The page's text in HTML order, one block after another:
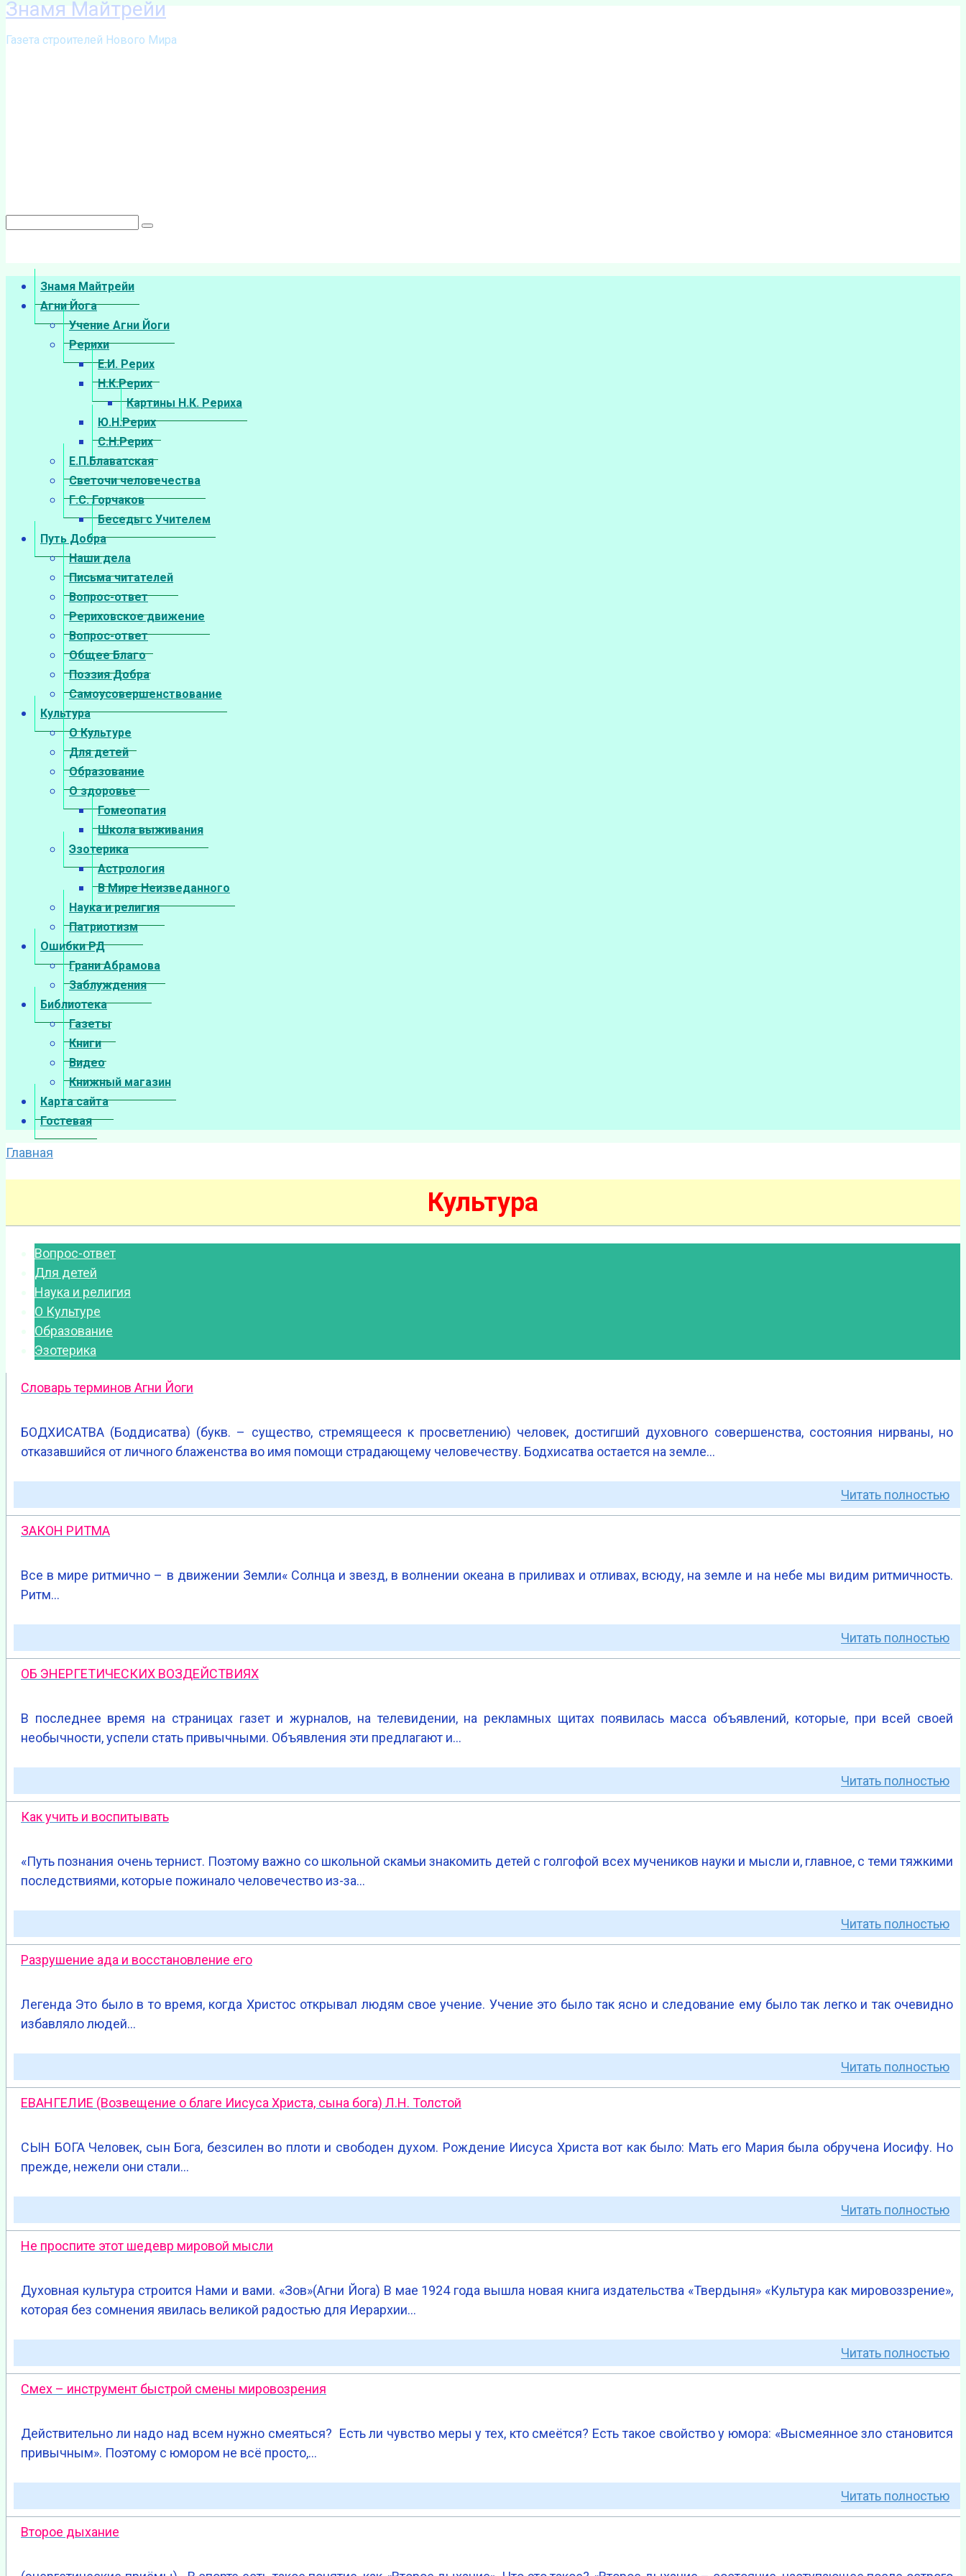
Перейти
к
Знамя Майтрейи
Газета строителей Нового Мира
Поиск:
Знамя Майтрейи
Агни Йога
Учение Агни Йоги
Рерихи
Е.И. Рерих
Н.К.Рерих
Картины Н.К. Рериха
Ю.Н.Рерих
С.Н.Рерих
Е.П.Блаватская
Светочи человечества
Г.С. Горчаков
Беседы с Учителем
Путь Добра
Наши дела
Письма читателей
Вопрос-ответ
Рериховское движение
Вопрос-ответ
Общее Благо
Поэзия Добра
Самоусовершенствование
Культура
О Культуре
Для детей
Образование
О здоровье
Гомеопатия
Школа выживания
Эзотерика
Астрология
В Мире Неизведанного
Наука и религия
Патриотизм
Ошибки РД
Грани Абрамова
Заблуждения
Библиотека
Газеты
Книги
Видео
Книжный магазин
Карта сайта
Гостевая
Главная
Культура
Вопрос-ответ
Для детей
Наука и религия
О Культуре
Образование
Эзотерика
Словарь терминов Агни Йоги
БОДХИСАТВА (Боддисатва) (букв. – существо, стремящееся к просветлению) человек, достигший духовного совершенства, состояния нирваны, но
отказавшийся от личного блаженства во имя помощи страдающему человечеству. Бодхисатва остается на земле…
Читать полностью
ЗАКОН РИТМА
Все в мире ритмично – в движении Земли« Солнца и звезд, в волнении океана в приливах и отливах, всюду, на земле и на небе мы видим ритмичность.
Ритм…
Читать полностью
ОБ ЭНЕРГЕТИЧЕСКИХ ВОЗДЕЙСТВИЯХ
В последнее время на стра­ницах газет и журналов, на те­левидении, на рекламных щи­тах появилась масса объявле­ний, которые, при всей своей
необычности, успели стать при­вычными. Объявления эти пред­лагают и…
Читать полностью
Как учить и воспитывать
«Путь познания очень тернист. Поэтому важно со школьной скамьи знакомить детей с голгофой всех мучеников науки и мысли и, главное, с теми тяжкими
последствиями, которые пожинало человечество из-за…
Читать полностью
Разрушение ада и восстановление его
Легенда Это было в то время, когда Христос открывал людям свое учение. Учение это было так ясно и следование ему было так легко и так очевидно
избавляло людей…
Читать полностью
ЕВАНГЕЛИЕ (Возвещение о благе Иисуса Христа, сына бога) Л.Н. Толстой
СЫН БОГА Человек, сын Бога, безсилен во плоти и свободен духом. Рождение Иисуса Христа вот как было: Мать его Мария была обручена Иосифу. Но
прежде, нежели они стали…
Читать полностью
Не проспите этот шедевр мировой мысли
Духовная культура строится Нами и вами. «Зов»(Агни Йога) В мае 1924 года вышла новая книга издательства «Твердыня» «Культура как мировоззрение»,
которая без сомнения явилась великой радостью для Иерархии…
Читать полностью
Смех – инструмент быстрой смены мировозрения
Действительно ли надо над всем нужно смеяться? Есть ли чувство меры у тех, кто смеётся? Есть такое свойство у юмора: «Высмеянное зло становится
привычным». Поэтому с юмором не всё просто,…
Читать полностью
Второе дыхание